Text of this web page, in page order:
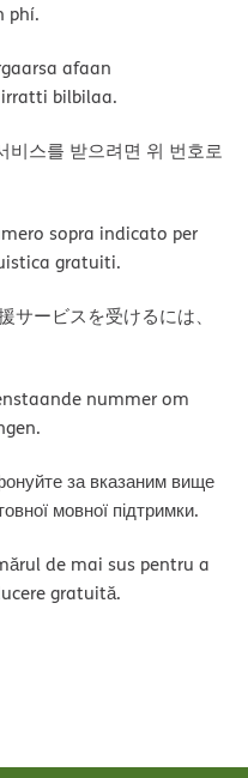
phí.
afaan
bilbilaa.
비스를 받으려면 위 번호로
sopra indicato per
gratuiti.
サービスを受けるには、
nummer om
за вказаним вище
мовної підтримки.
de mai sus pentru a
gratuită.